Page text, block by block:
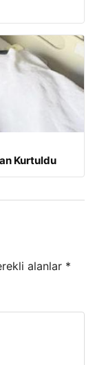
Kurtuldu
alanlar *